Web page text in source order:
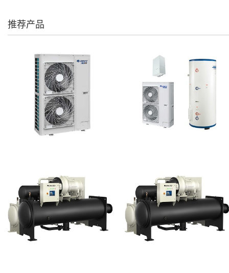
推荐产品